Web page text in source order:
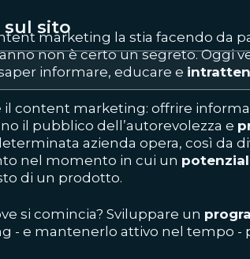
sito
marketing la stia facendo da
non è certo un segreto. Oggi
informare, educare e
il content marketing: offrire
il pubblico dell’autorevolezza e
azienda opera, così da
nel momento in cui un
di un prodotto.
si comincia? Sviluppare un
- e mantenerlo attivo nel tempo -